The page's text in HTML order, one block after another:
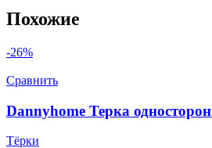
Похожие
-26%
Сравнить
Dannyhome Терка
Тёрки